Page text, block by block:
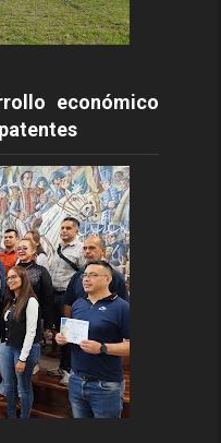
económico